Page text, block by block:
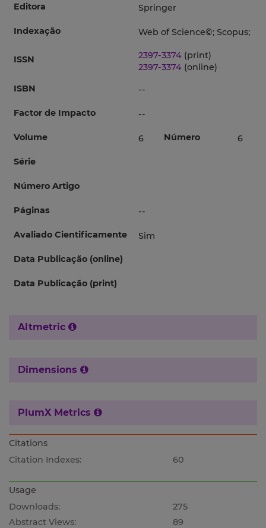
Editora Springer
Indexação Web of Science©; Scopus;
ISSN 2397-3374 (print)
2397-3374 (online)
ISBN
--
Factor de Impacto --
Volume 6 Número 6
Série
Número Artigo
Páginas --
Avaliado Cientificamente Sim
Data Publicação (online)
Data Publicação (print)
Altmetric
Dimensions
PlumX Metrics
Citations
Citation Indexes:
60
Usage
Downloads:
275
Abstract Views:
89